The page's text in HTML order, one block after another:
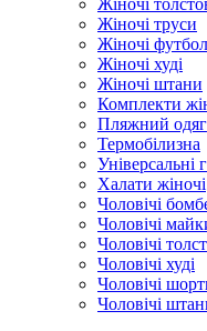
Жіночі
Жіночі труси
Жіночі
Жіночі худі
Жіночі штани
Комплекти
Пляжний одяг
Термобілизна
Універсальні
Халати жіночі
Чоловічі
Чоловічі
Чоловічі
Чоловічі худі
Чоловічі
Чоловічі